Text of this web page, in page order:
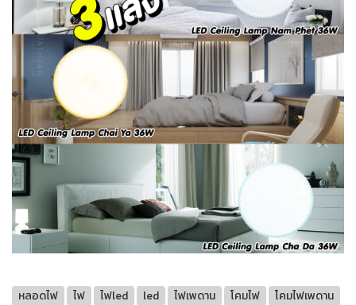
หลอดไฟ ไฟ ไฟled led ไฟเพดาน โคมไฟ
โคมไฟเพดาน